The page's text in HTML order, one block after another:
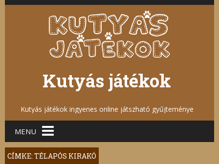
Kutyás játékok
Kutyás játékok ingyenes online játszható gyűjteménye
Main menu
MENU
CÍMKE: TÉLAPÓS KIRAKÓ